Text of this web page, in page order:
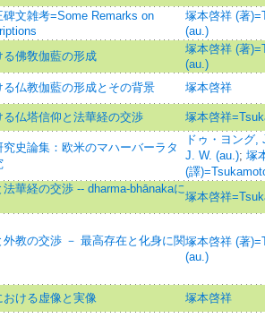
碑文雑考=Some Remarks on
塚本啓祥 (著
(au.)
る佛敎伽藍の形成
塚本啓祥 (著
(au.)
る仏教伽藍の形成とその背景
塚本啓祥
る仏塔信仰と法華経の交渉 塚本啓祥
究史論集：欧米のマハーバーラタ
ドゥ・ヨング,
J. W. (au.); 塚
(譯
華経の交渉 -- dharma-bhānakaに
塚本啓祥
外教の交渉 － 最高存在と化身に関塚本啓祥 (著
(au.)
おける虚像と実像 塚本啓祥